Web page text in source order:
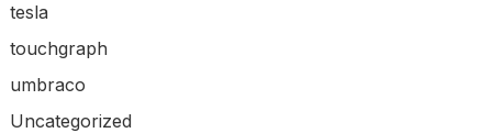
tesla
touchgraph
umbraco
Uncategorized